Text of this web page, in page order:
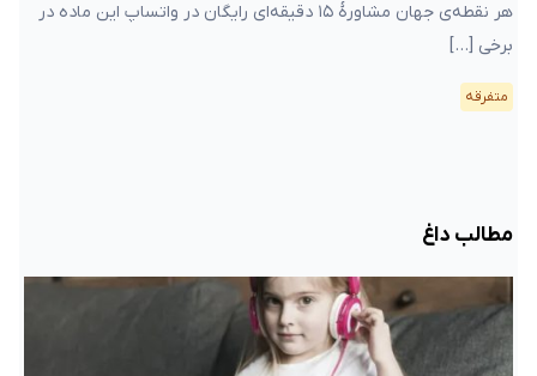
هر نقطه‌ی جهان مشاورهٔ ۱۵ دقیقه‌ای رایگان در واتساپ این ماده در
برخی […]
متفرقه
مطالب داغ